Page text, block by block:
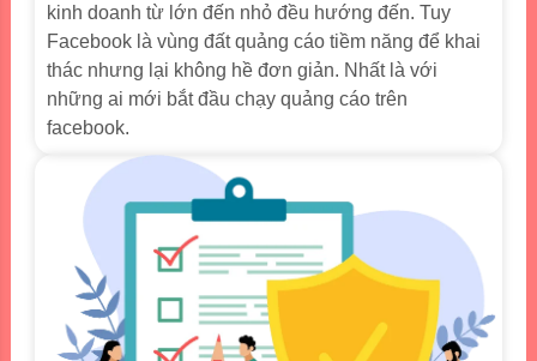
kinh doanh từ lớn đến nhỏ đều hướng đến. Tuy
Facebook là vùng đất quảng cáo tiềm năng để khai
thác nhưng lại không hề đơn giản. Nhất là với
những ai mới bắt đầu chạy quảng cáo trên
facebook.